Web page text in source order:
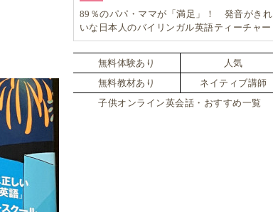
89％のパパ・ママが「満足」！ 発音がきれ
いな日本人のバイリンガル英語ティーチャー
から学ぶはじめてのマンツーマン英会話
無料体験あり
人気
無料教材あり
ネイティブ講師
子供オンライン英会話・おすすめ一覧